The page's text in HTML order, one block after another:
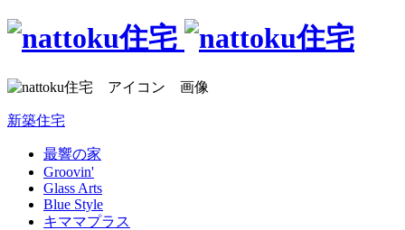
新築住宅
最響の家
Groovin'
Glass Arts
Blue Style
キママプラス